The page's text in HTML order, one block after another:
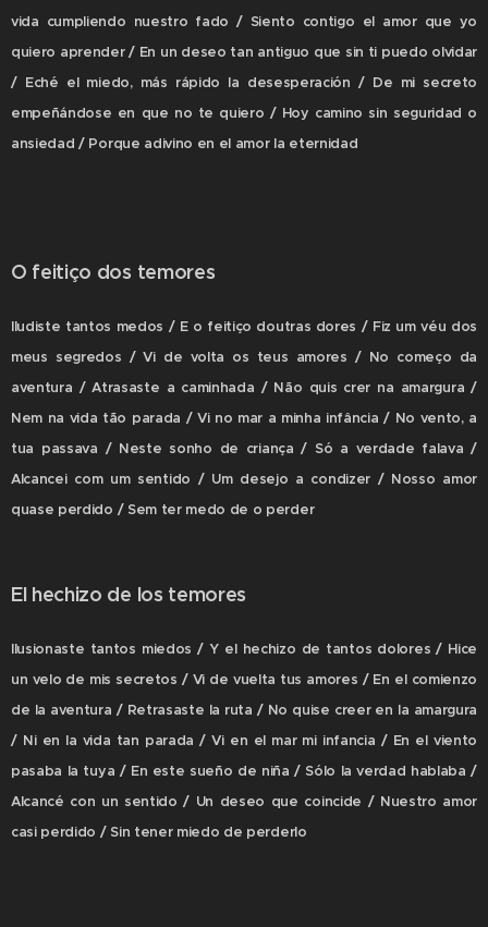
vida cumpliendo nuestro fado / Siento contigo el amor que yo
quiero aprender / En un deseo tan antiguo que sin ti puedo olvidar
/ Eché el miedo, más rápido la desesperación / De mi secreto
empeñándose en que no te quiero / Hoy camino sin seguridad o
ansiedad / Porque adivino en el amor la eternidad
O feitiço dos temores
Iludiste tantos medos / E o feitiço doutras dores / Fiz um véu dos
meus segredos / Vi de volta os teus amores / No começo da
aventura / Atrasaste a caminhada / Não quis crer na amargura /
Nem na vida tão parada / Vi no mar a minha infância / No vento, a
tua passava / Neste sonho de criança / Só a verdade falava /
Alcancei com um sentido / Um desejo a condizer / Nosso amor
quase perdido / Sem ter medo de o perder
El hechizo de los temores
Ilusionaste tantos miedos / Y el hechizo de tantos dolores / Hice
un velo de mis secretos / Vi de vuelta tus amores / En el comienzo
de la aventura / Retrasaste la ruta / No quise creer en la amargura
/ Ni en la vida tan parada / Vi en el mar mi infancia / En el viento
pasaba la tuya / En este sueño de niña / Sólo la verdad hablaba /
Alcancé con un sentido / Un deseo que coincide / Nuestro amor
casi perdido / Sin tener miedo de perderlo